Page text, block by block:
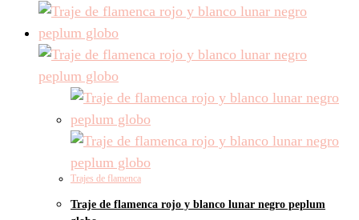
Trajes de flamenca
Traje de flamenca rojo y blanco lunar negro peplum